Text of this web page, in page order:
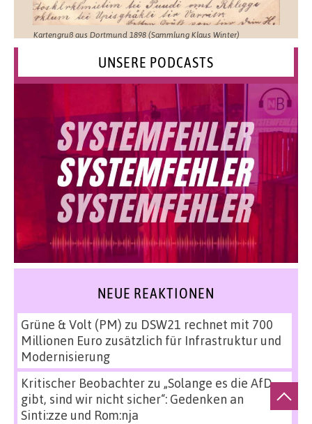
Kartengruß aus Dortmund 1898 (Sammlung Klaus Winter)
UNSERE PODCASTS
NEUE REAKTIONEN
Grüne & Volt (PM) zu DSW21 rechnet mit 700
Millionen Euro zusätzlich für Infrastruktur und
Modernisierung
Kritischer Beobachterzu „Solange es die AfD
gibt, sind wir nicht sicher“: Gedenken an
Sinti:zze und Rom:nja